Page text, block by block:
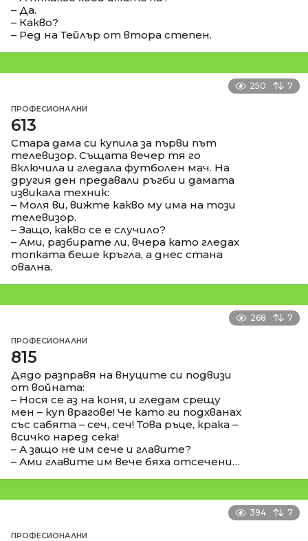
– Да.
– Какво?
– Ред на Тейлър от втора степен.
250 7
ПРОФЕСИОНАЛНИ
613
Стара дама си купила за първи път
телевизор. Същата вечер тя го
включила и гледала футболен мач. На
другия ден предавали ръгби и дамата
извикала техник:
– Моля ви, вижте какво му има на този
телевизор.
– Защо, какво се е случило?
– Ами, разбирате ли, вчера като гледах
топката беше кръгла, а днес стана
овална.
268 7
ПРОФЕСИОНАЛНИ
815
Дядо разправя на внуците си подвизи
от войната:
– Нося се аз на коня, и гледам срещу
мен – куп врагове! Че като ги подхванах
със сабята – сеч, сеч! Това ръце, крака –
всичко наред сека!
– А защо не им сече и главите?
– Ами главите им вече бяха отсечени…
394 7
ПРОФЕСИОНАЛНИ